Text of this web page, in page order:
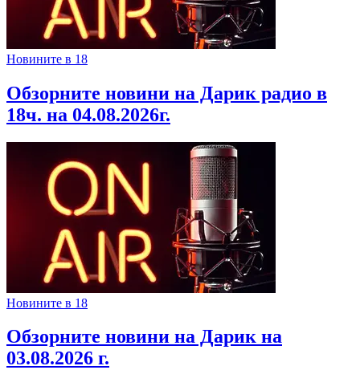
Новините в 18
Обзорните новини на Дарик радио в
18ч. на 04.08.2026г.
Новините в 18
Обзорните новини на Дарик на
03.08.2026 г.